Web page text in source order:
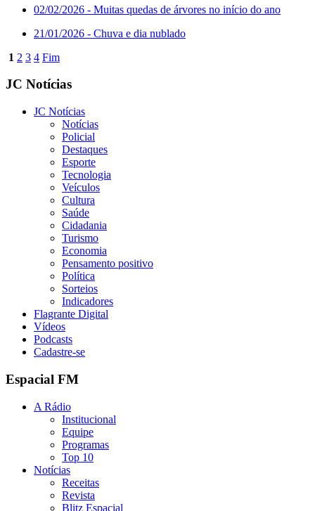
02/02/2026 - Muitas quedas de árvores no início do ano
21/01/2026 - Chuva e dia nublado
1 2 3 4 Fim
JC Notícias
JC Notícias
Notícias
Policial
Destaques
Esporte
Tecnologia
Veículos
Cultura
Saúde
Cidadania
Turismo
Economia
Pensamento positivo
Política
Sorteios
Indicadores
Flagrante Digital
Vídeos
Podcasts
Cadastre-se
Espacial FM
A Rádio
Institucional
Equipe
Programas
Top 10
Notícias
Receitas
Revista
Blitz Espacial